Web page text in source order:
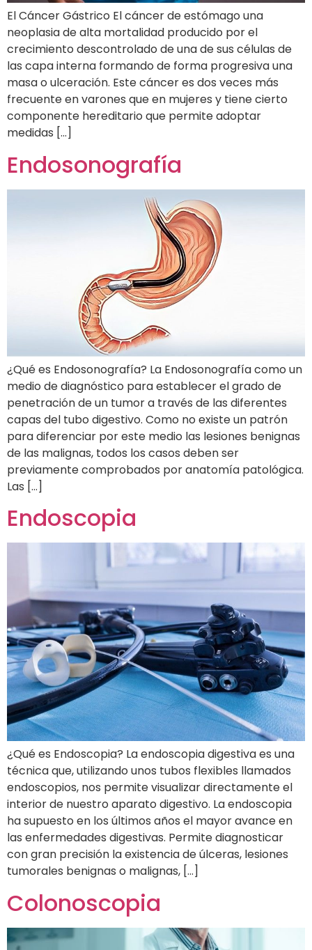
El Cáncer Gástrico El cáncer de estómago una
neoplasia de alta mortalidad producido por el
crecimiento descontrolado de una de sus células de
las capa interna formando de forma progresiva una
masa o ulceración. Este cáncer es dos veces más
frecuente en varones que en mujeres y tiene cierto
componente hereditario que permite adoptar
medidas […]
Endosonografía
¿Qué es Endosonografía? La Endosonografía como un
medio de diagnóstico para establecer el grado de
penetración de un tumor a través de las diferentes
capas del tubo digestivo. Como no existe un patrón
para diferenciar por este medio las lesiones benignas
de las malignas, todos los casos deben ser
previamente comprobados por anatomía patológica.
Las […]
Endoscopia
¿Qué es Endoscopia? La endoscopia digestiva es una
técnica que, utilizando unos tubos flexibles llamados
endoscopios, nos permite visualizar directamente el
interior de nuestro aparato digestivo. La endoscopia
ha supuesto en los últimos años el mayor avance en
las enfermedades digestivas. Permite diagnosticar
con gran precisión la existencia de úlceras, lesiones
tumorales benignas o malignas, […]
Colonoscopia